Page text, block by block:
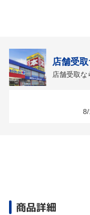
店舗受
店舗受取な
商品詳細